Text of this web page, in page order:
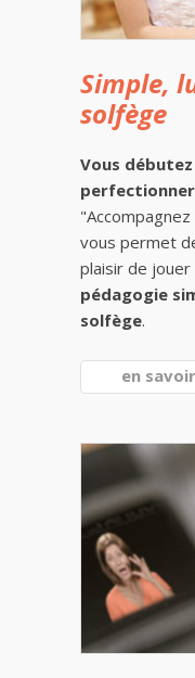
Simple,
solfège
Vous débutez
perfectionner
vous permet
plaisir de jouer
pédagogie
solfège.
en